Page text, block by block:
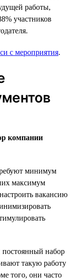
работы,
участников
с мероприятия.
компании
минимум
максимум
вакансию
набор
такую работу
того, они часто